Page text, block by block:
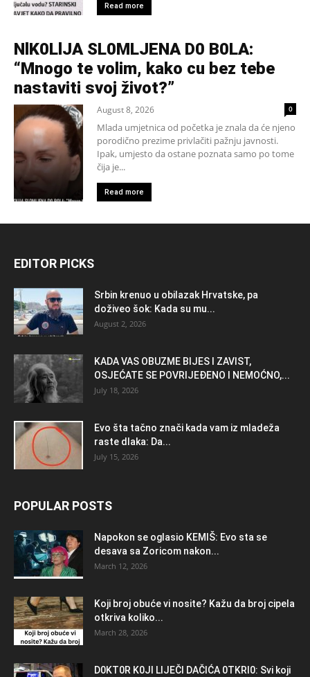
Read more
NlK0LlJA SL0MLJENA D0 B0LA:
“Mnogo te volim, kako cu bez tebe
nastaviti svoj život?”
August 8, 2026 0
Mlada umjetnica od početka je znala da će njeno
porodično prezime privlačiti pažnju javnosti.
Ipak, umjesto da ostane poznata samo po tome
čija je...
Read more
EDITOR PICKS
Srbin krenuo u obilazak Hrvatske, pa
doživeo šok: Kada su mu...
August 2, 2026
KADA VAS OBUZME BIJES I ZAVIST,
OSJEĆATE SE POVRIJEĐENO I NEMOĆNO,...
July 18, 2026
Evo šta tačno znači kada vam iz mladeža
raste dlaka: Da...
July 15, 2026
POPULAR POSTS
Napokon se oglasio KEMlŠ: Evo sta se
desava sa Zoricom nakon...
March 12, 2026
Koji broj obuće vi nosite? Kažu da broj cipela
otkriva koliko...
March 28, 2026
D0KT0R K0Jl LlJEČl DAČlĆA 0TKRl0: Svi koji